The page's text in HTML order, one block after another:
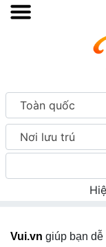
Toàn quốc
Nơi lưu trú
Vui.vn giúp bạn